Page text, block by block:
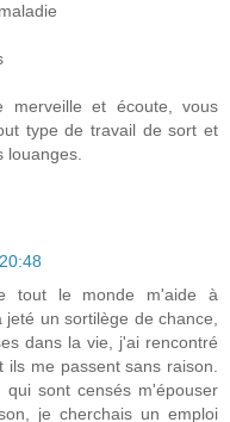
merveille et écoute, vous
type de travail de sort et
louanges.
tout le monde m'aide à
un sortilège de chance,
dans la vie, j'ai rencontré
ils me passent sans raison.
qui sont censés m'épouser
je cherchais un emploi